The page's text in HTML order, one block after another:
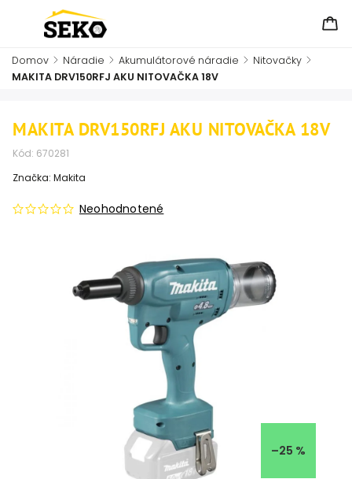
Domov / Náradie / Akumulátorové náradie / Nitovačky /
MAKITA DRV150RFJ AKU NITOVAČKA 18V
MAKITA DRV150RFJ AKU NITOVAČKA 18V
Kód: 670281
Neohodnotené
Značka: Makita
–25 %